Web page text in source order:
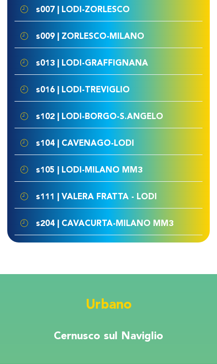
s007 | LODI-ZORLESCO
s009 | ZORLESCO-MILANO
s013 | LODI-GRAFFIGNANA
s016 | LODI-TREVIGLIO
s102 | LODI-BORGO-S.ANGELO
s104 | CAVENAGO-LODI
s105 | LODI-MILANO MM3
s111 | VALERA FRATTA - LODI
s204 | CAVACURTA-MILANO MM3
Urbano
Cernusco sul Naviglio